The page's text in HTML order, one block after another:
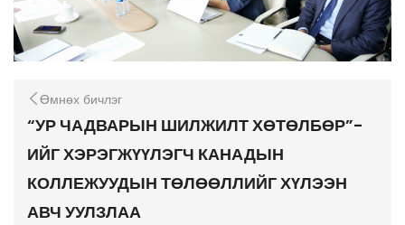
Өмнөх бичлэг
“УР ЧАДВАРЫН ШИЛЖИЛТ ХӨТӨЛБӨР”-
ИЙГ ХЭРЭГЖҮҮЛЭГЧ КАНАДЫН
КОЛЛЕЖУУДЫН ТӨЛӨӨЛЛИЙГ ХҮЛЭЭН
АВЧ УУЛЗЛАА